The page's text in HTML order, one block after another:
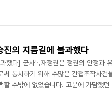
겪은 대표적 국가폭력 피해자이다. 이
장하였으며, 1998년 8월 광복절 특사
의 지름길에 불과했다
했다] 군사독재정권은 정권의 안정과
통치하기 위해 수많은 간첩조작사건
수밖에 없었습니다. 고문에 가담했던